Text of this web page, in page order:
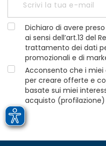
Dichiaro di avere
ai sensi dell’art.13 del
trattamento dei dati
promozionali e di
Acconsento che i miei
per creare offerte e
basate sui miei
acquisto (profilazione)